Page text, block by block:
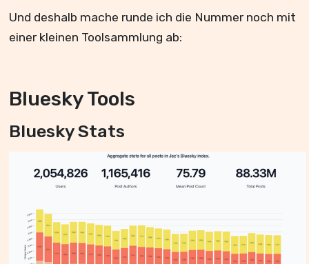
Und deshalb mache runde ich die Nummer noch mit
einer kleinen Toolsammlung ab:
Bluesky Tools
Bluesky Stats